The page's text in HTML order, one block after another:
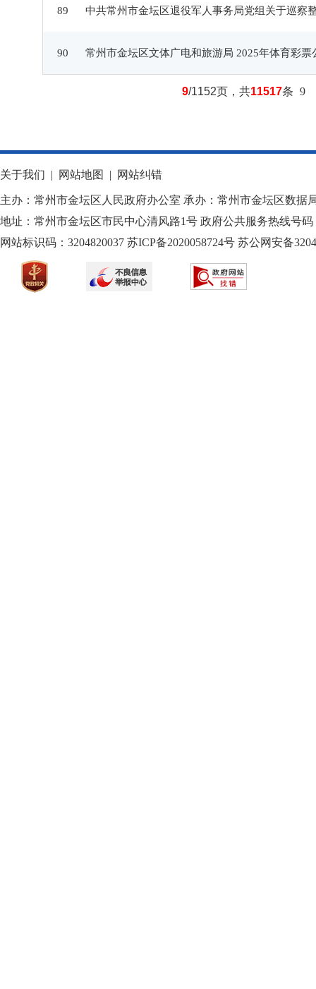
89 中共常州市金坛区退役军人事务局党组关于巡察
90 常州市金坛区文体广电和旅游局 2025年体育彩票
9/1152页，共11517条 9
关于我们 | 网站地图 | 网站纠错
主办：常州市金坛区人民政府办公室 承办：常州市金坛区数据
地址：常州市金坛区市民中心清风路1号 政府公共服务热线号码
网站标识码：3204820037 苏ICP备2020058724号 苏公网安备